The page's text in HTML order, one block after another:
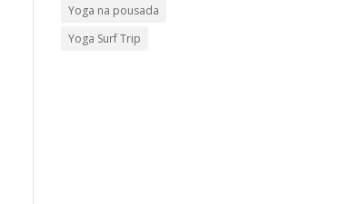
Yoga na pousada
Yoga Surf Trip